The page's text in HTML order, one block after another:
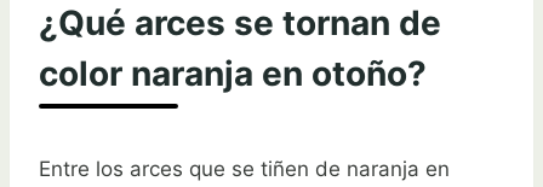
¿Qué arces se tornan de
color naranja en otoño?
Entre los arces que se tiñen de naranja en